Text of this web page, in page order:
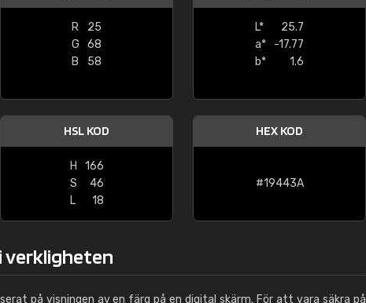
R
25
G
68
B
58
L*
25.7
a*
-17.77
b*
1.6
HSL KOD
H
166
S
46
L
18
HEX KOD
#19443A
verkligheten
på visningen av en färg på en digital skärm. För att vara säkra på
"Great product and speedy delivery"